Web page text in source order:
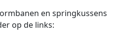
en springkussens
op de links: